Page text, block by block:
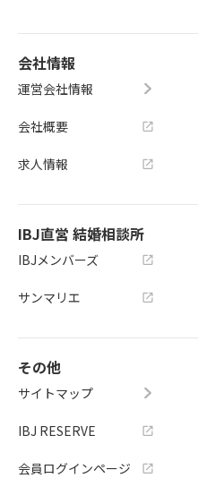
会社情報
運営会社情報
会社概要
求人情報
IBJ直営 結婚相談所
IBJメンバーズ
サンマリエ
その他
サイトマップ
IBJ RESERVE
会員ログインページ